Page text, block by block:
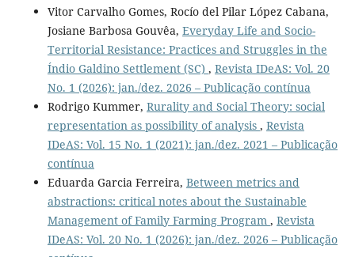
Vitor Carvalho Gomes, Rocío del Pilar López Cabana,
Josiane Barbosa Gouvêa, Everyday Life and Socio-
Territorial Resistance: Practices and Struggles in the
Índio Galdino Settlement (SC) , Revista IDeAS: Vol. 20
No. 1 (2026): jan./dez. 2026 – Publicação contínua
Rodrigo Kummer, Rurality and Social Theory: social
representation as possibility of analysis , Revista
IDeAS: Vol. 15 No. 1 (2021): jan./dez. 2021 – Publicação
contínua
Eduarda Garcia Ferreira, Between metrics and
abstractions: critical notes about the Sustainable
Management of Family Farming Program , Revista
IDeAS: Vol. 20 No. 1 (2026): jan./dez. 2026 – Publicação